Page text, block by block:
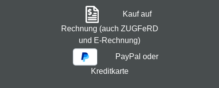
Kauf auf
Rechnung (auch ZUGFeRD
und E-Rechnung)
PayPal oder
Kreditkarte